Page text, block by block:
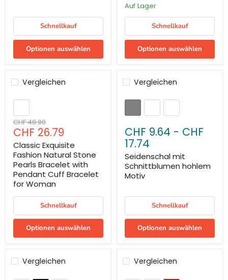
Schnellkauf
Optionen auswählen
Auf Lager
Schnellkauf
Optionen auswählen
Vergleichen
Sparen Sie45%
Ursprünglicher
Preis
CHF 48.90
Aktueller
Preis
CHF 26.79
Classic Exquisite
Fashion Natural Stone
Pearls Bracelet with
Pendant Cuff Bracelet
for Woman
Schnellkauf
Optionen auswählen
Vergleichen
CHF 9.64 - CHF
17.74
Seidenschal mit
Schnittblumen hohlem
Motiv
Schnellkauf
Optionen auswählen
Vergleichen Vergleichen